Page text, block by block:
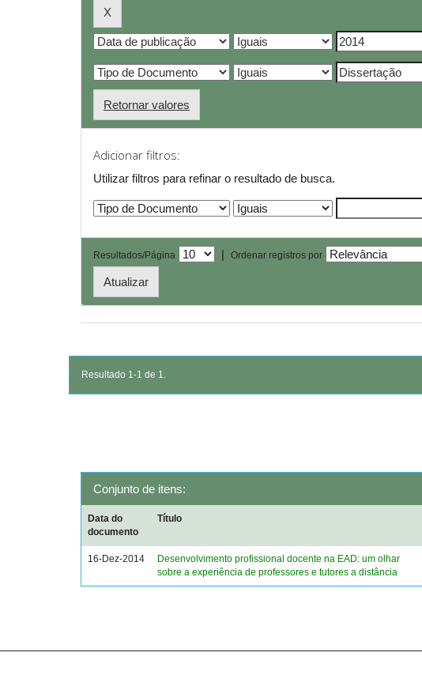
Retornar valores
Adicionar filtros:
Utilizar filtros para refinar o resultado de busca.
Resultados/Página | Ordenar registros por
Resultado 1-1 de 1.
Conjunto de itens:
Data do
documento
Título
16-Dez-2014
Desenvolvimento profissional docente na EAD: um olhar
sobre a experiência de professores e tutores a distância